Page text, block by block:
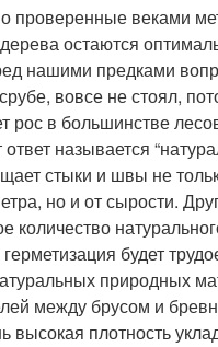
проверенные веками
остаются
нашими предками
вовсе не стоял,
рос в большинстве
называется
стыки и швы не
но и от сырости.
количество
будет
природных
между брусом и
высокая плотность